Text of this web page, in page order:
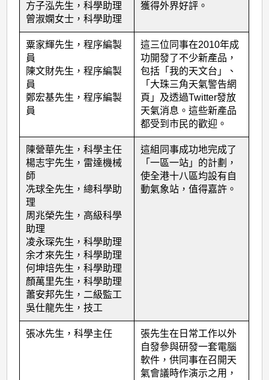
(2010
年
度)
方子泓先生，科學助理
曾淑嫻女士，科學助理
獲得外界好評。
粟家輝先生，程序編製
員
陳文財先生，程序編製
員
鄭宏基先生，程序編製
員
這三位同事在2010年成
功開發了不少新產品，
包括「我的天文台」、
「大珠三角天氣警告網
頁」及透過Twitter發放
天氣消息。這些新產品
都受到市民的歡迎。
陳營華先生，科學主任
楊志宇先生，雷達機械
師
冼球全先生，總科學助
理
周兆榮先生，高級科學
助理
凌永琛先生，科學助理
余才來先生，科學助理
何坤培先生，科學助理
顏萬里先生，科學助理
蕭安邦先生，二級監工
吳仕龍先生，技工
這組同事成功地完成了
「一區一站」的計劃，
使全港十八區均設有自
動氣象站，值得嘉許。
張冰先生，科學主任
張先生在日常工作以外
自發參與研發一套電腦
軟件，供同事在召開天
氣會議時作演示之用，